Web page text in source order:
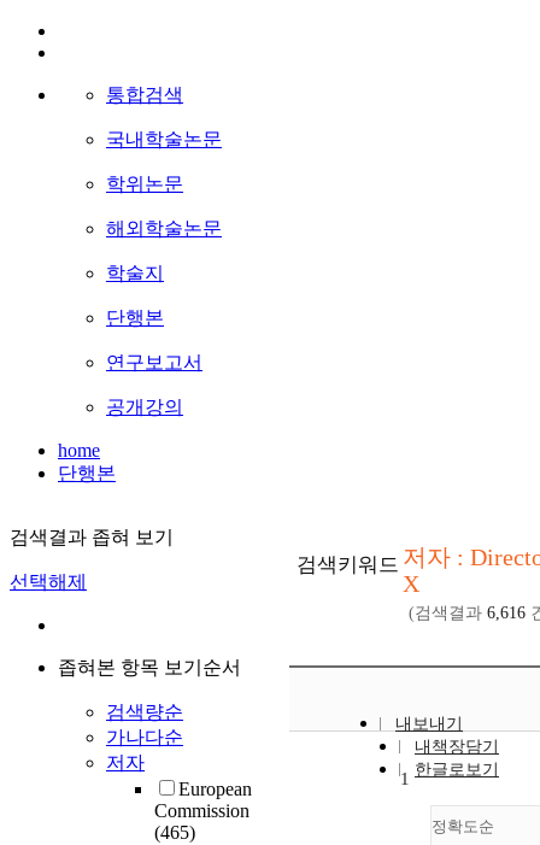
통합검색
국내학술논문
학위논문
해외학술논문
학술지
단행본
연구보고서
공개강의
home
단행본
검색결과 좁혀 보기
선택해제
좁혀본 항목 보기순서
검색량순
가나다순
저자
European
Commission
(465)
검색키워드 저자 :
X
(검색결과 6,616
내보내기
내책장담기
한글로보기
정확도순
1